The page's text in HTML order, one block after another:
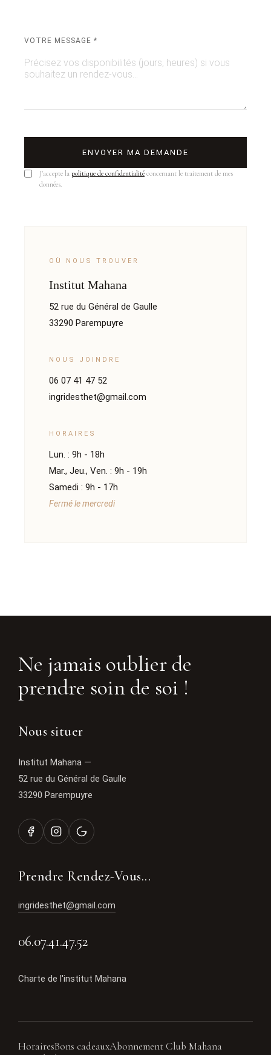
OÙ NOUS TROUVER
Institut Mahana
52 rue du Général de Gaulle
33290 Parempuyre
NOUS JOINDRE
06 07 41 47 52
ingridesthet@gmail.com
HORAIRES
Lun. : 9h - 18h
Mar., Jeu., Ven. : 9h - 19h
Samedi : 9h - 17h
Fermé le mercredi
VOTRE MESSAGE *
ENVOYER MA DEMANDE
J'accepte la politique de confidentialité concernant le traitement de mes
données.
Ne jamais oublier de
prendre soin de soi !
Nous situer
Institut Mahana —
52 rue du Général de Gaulle
33290 Parempuyre
Prendre Rendez-Vous...
ingridesthet@gmail.com
06.07.41.47.52
Charte de l'institut Mahana
HorairesBons cadeauxAbonnement Club Mahana